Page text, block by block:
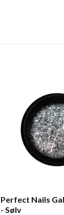
Perfect Nails
- Sølv